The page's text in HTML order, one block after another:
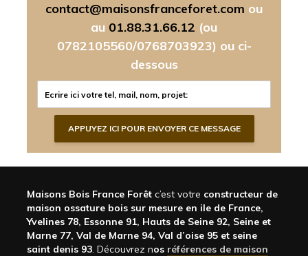
contact@maisonsfranceforet.com ou
au 01.88.31.66.12 (ou
0782105560/0768703923) ou ci-
dessous
Maisons Bois France Forêt c’est votre constructeur de
maison ossature bois sur mesure en ile de France,
Yvelines 78, Essonne 91, Hauts de Seine 92, Seine et
Marne 77, Val de Marne 94, Val d’oise 95 et seine
saint denis 93. Découvrez nos références de maison